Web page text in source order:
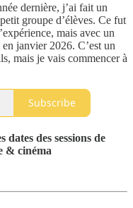
dernière, j’ai fait un
groupe d’élèves. Ce fut
mais avec un
janvier 2026. C’est un
mais je vais commencer à
Subscribe
des sessions de
& cinéma